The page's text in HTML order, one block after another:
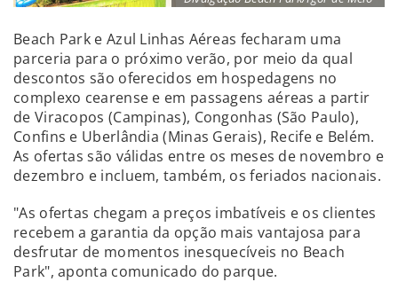
Beach Park e Azul Linhas Aéreas fecharam uma
parceria para o próximo verão, por meio da qual
descontos são oferecidos em hospedagens no
complexo cearense e em passagens aéreas a partir
de Viracopos (Campinas), Congonhas (São Paulo),
Confins e Uberlândia (Minas Gerais), Recife e Belém.
As ofertas são válidas entre os meses de novembro e
dezembro e incluem, também, os feriados nacionais.
"As ofertas chegam a preços imbatíveis e os clientes
recebem a garantia da opção mais vantajosa para
desfrutar de momentos inesquecíveis no Beach
Park", aponta comunicado do parque.